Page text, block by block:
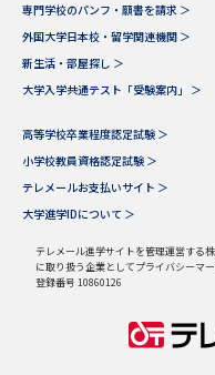
専門学校のパンフ・願書を請求 ＞
外国大学日本校・留学関連機関 ＞
新生活・部屋探し ＞
大学入学共通テスト「受験案内」 ＞
高等学校卒業程度認定試験 ＞
小学校教員資格認定試験 ＞
テレメールお支払いサイト ＞
大学進学IDについて ＞
テレメール進学サイトを管理運営する
に取り扱う企業としてプライバシーマ
登録番号 10860126